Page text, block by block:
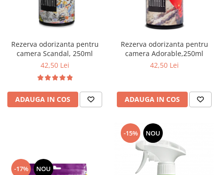
Rezerva odorizanta pentru
camera Scandal, 250ml
42,50 Lei
ADAUGA IN COS
Rezerva odorizanta pentru
camera Adorable,250ml
42,50 Lei
ADAUGA IN COS
-17% NOU
-15% NOU